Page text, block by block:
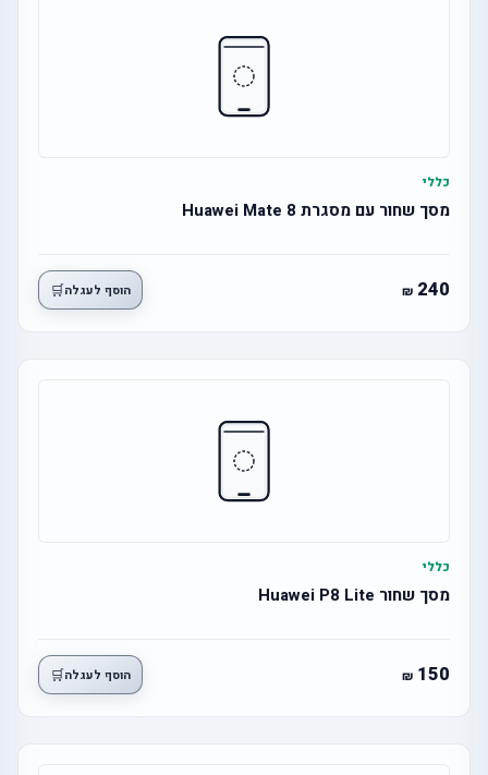
כללי
מסך שחור עם מסגרת Huawei Mate 8
240 הוסף לעגלה🛒
כללי
מסך שחור Huawei P8 Lite
150 הוסף לעגלה🛒